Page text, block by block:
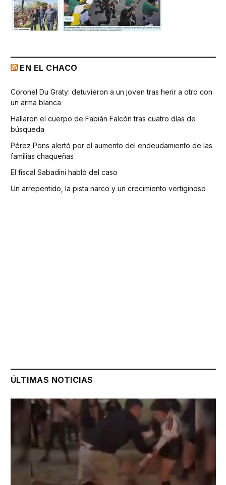
EN EL CHACO
Coronel Du Graty: detuvieron a un joven tras herir a otro con
un arma blanca
Hallaron el cuerpo de Fabián Falcón tras cuatro días de
búsqueda
Pérez Pons alertó por el aumento del endeudamiento de las
familias chaqueñas
El fiscal Sabadini habló del caso
Un arrepentido, la pista narco y un crecimiento vertiginoso
ÚLTIMAS NOTICIAS